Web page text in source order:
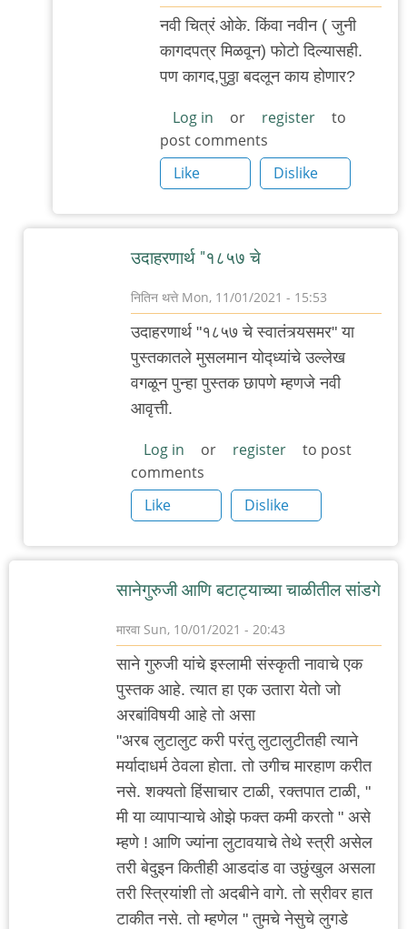
In
पुस्तकं/
माहितीपर
-
by
अस्वल
नवी चित्रं ओके. किंवा नवीन ( जुनी
कागदपत्र मिळवून) फोटो दिल्यासही.
पण कागद,पुठ्ठा बदलून काय होणार?
Log in or register
to
post comments
Like
Dislike
उदाहरणार्थ "१८५७ चे
नितिन थत्तेMon, 11/01/2021 - 15:53
In
reply
to
पुस्तक
प्रकाशन
by
अस्वल
उदाहरणार्थ "१८५७ चे स्वातंत्र्यसमर" या
पुस्तकातले मुसलमान योद्ध्यांचे उल्लेख
वगळून पुन्हा पुस्तक छापणे म्हणजे नवी
आवृत्ती.
Log in or register
to post
comments
Like
Dislike
सानेगुरुजी आणि बटाट्याच्या चाळीतील सांडगे
मारवा Sun, 10/01/2021 - 20:43
साने गुरुजी यांचे इस्लामी संस्कृती नावाचे एक
पुस्तक आहे. त्यात हा एक उतारा येतो जो
अरबांविषयी आहे तो असा
"अरब लुटालुट करी परंतु लुटालुटीतही त्याने
मर्यादाधर्म ठेवला होता. तो उगीच मारहाण करीत
नसे. शक्यतो हिंसाचार टाळी, रक्तपात टाळी, "
मी या व्यापाऱ्याचे ओझे फक्त कमी करतो " असे
म्हणे ! आणि ज्यांना लुटावयाचे तेथे स्त्री असेल
तरी बेदुइन कितीही आडदांड वा उछुंखुल असला
तरी स्त्रियांशी तो अदबीने वागे. तो स्रीवर हात
टाकीत नसे. तो म्हणेल " तुमचे नेसुचे लुगडे